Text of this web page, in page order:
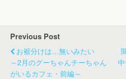
Previous Post
お裾分けは…無いみたい
～2月のグーちゃんチーちゃん
がいるカフェ・前編～